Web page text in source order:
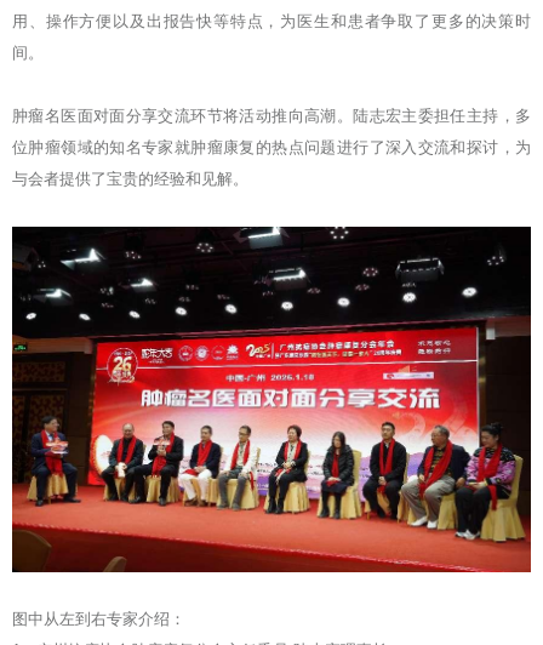
用、操作方便以及出报告快等特点，为医生和患者争取了更多的决策时
间。
肿瘤名医面对面分享交流环节将活动推向高潮。陆志宏主委担任主持，多
位肿瘤领域的知名专家就肿瘤康复的热点问题进行了深入交流和探讨，为
与会者提供了宝贵的经验和见解。
图中从左到右专家介绍：